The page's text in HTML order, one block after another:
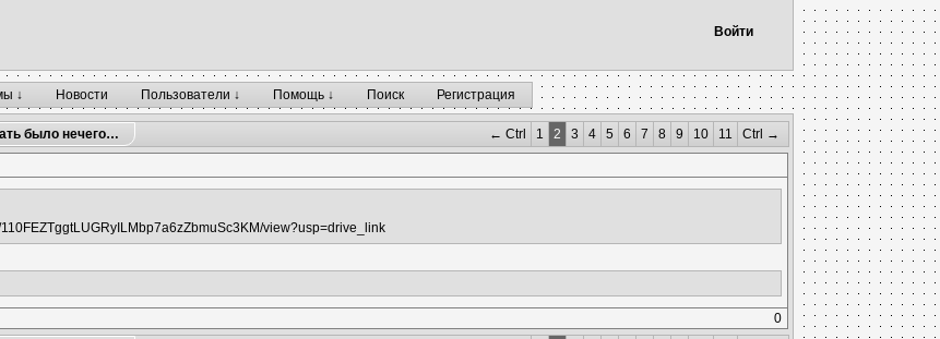
Войти
↓ Новости Пользователи ↓ Помощь ↓ Поиск Регистрация
было нечего… ← Ctrl 1 2 3 4 5 6 7 8 9 10 11 Ctrl →
view?usp=drive_link
0